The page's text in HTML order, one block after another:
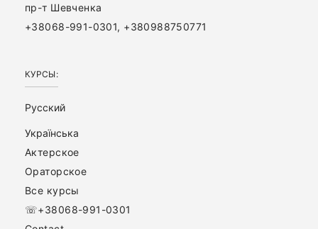
пр-т Шевченка
+38068-991-0301, +380988750771
КУРСЫ:
Русский
Українська
Актерское
Ораторское
Все курсы
☏+38068-991-0301